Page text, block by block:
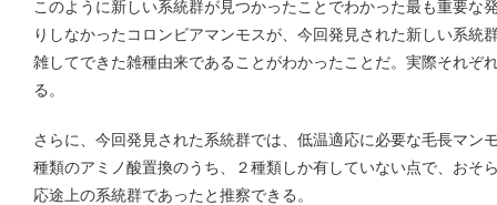
このように新しい系統群が見つかったことでわかった最も重要な
りしなかったコロンビアマンモスが、今回発見された新しい系統
雑してできた雑種由来であることがわかったことだ。実際それぞ
る。
さらに、今回発見された系統群では、低温適応に必要な毛長マン
種類のアミノ酸置換のうち、２種類しか有していない点で、おそ
応途上の系統群であったと推察できる。